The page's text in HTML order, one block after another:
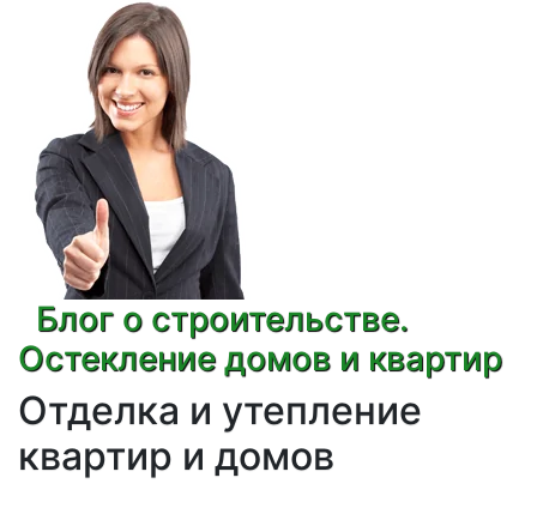
Блог о строительстве.
Остекление домов и квартир
Отделка и утепление
квартир и домов